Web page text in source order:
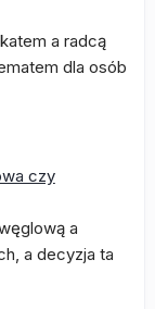
a radcą
dla osób
czy
a
a decyzja ta